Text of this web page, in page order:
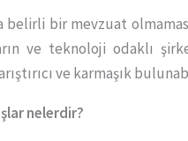
bir mevzuat
ve teknoloji odaklı
ve karmaşık
nelerdir?